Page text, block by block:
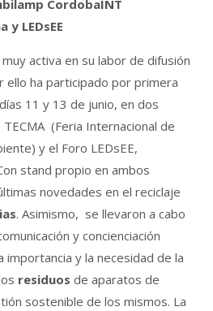
y LEDsEE
activa en su labor de difusión
ello ha participado por primera
11 y 13 de junio, en dos
(Feria Internacional de
y el Foro LEDsEE,
stand propio en ambos
novedades en el reciclaje
. Asimismo, se llevaron a cabo
y concienciación
y la necesidad de la
residuos de aparatos de
sostenible de los mismos. La